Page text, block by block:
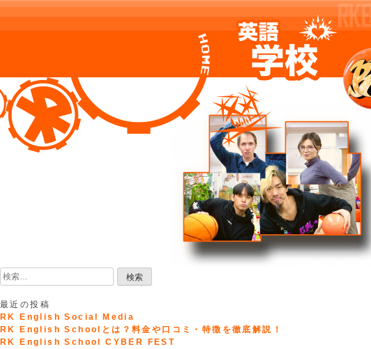
Skip
to
content
検
索:
最近の投稿
RK English Social Media
RK English Schoolとは？料金や口コミ・特徴を徹底解説！
RK English School CYBER FEST